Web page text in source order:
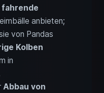
fahrende
anbieten;
von Pandas
Kolben
in
Abbau von